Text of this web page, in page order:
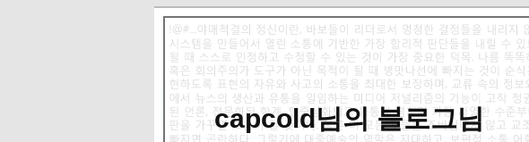
capcold님의 블로그님